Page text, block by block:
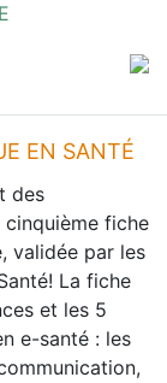
EN SANTÉ
des
cinquième fiche
validée par les
La fiche
et les 5
e-santé : les